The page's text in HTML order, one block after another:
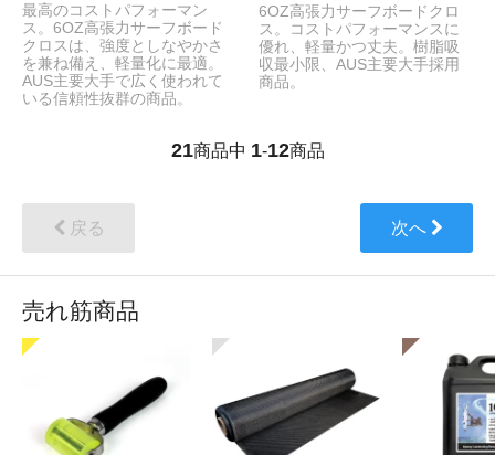
最高のコストパフォーマン
ス。6OZ高張力サーフボード
クロスは、強度としなやかさ
を兼ね備え、軽量化に最適。
AUS主要大手で広く使われて
いる信頼性抜群の商品。
6OZ高張力サーフボードクロ
ス。コストパフォーマンスに
優れ、軽量かつ丈夫。樹脂吸
収最小限、AUS主要大手採用
商品。
21商品中 1-12商品
戻る 次へ
売れ筋商品